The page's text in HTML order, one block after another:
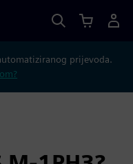
prijevoda.